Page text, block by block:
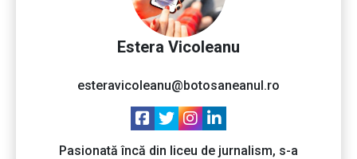
Estera Vicoleanu
esteravicoleanu@botosaneanul.ro
Pasionată încă din liceu de jurnalism, s-a